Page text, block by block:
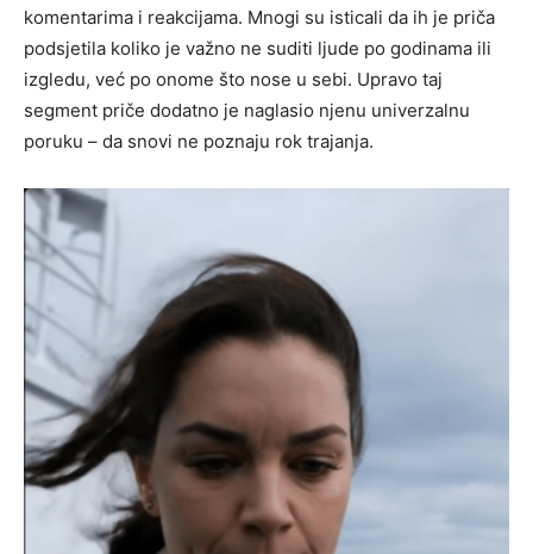
komentarima i reakcijama. Mnogi su isticali da ih je priča
podsjetila koliko je važno ne suditi ljude po godinama ili
izgledu, već po onome što nose u sebi. Upravo taj
segment priče dodatno je naglasio njenu univerzalnu
poruku – da snovi ne poznaju rok trajanja.